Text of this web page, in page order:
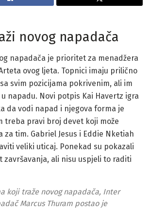
novog napadača
napadača je prioritet za menadžera
ovog ljeta. Topnici imaju prilično
svim pozicijama pokrivenim, ali im
napadu. Novi potpis Kai Havertz igra
da vodi napad i njegova forma je
treba pravi broj devet koji može
za tim. Gabriel Jesus i Eddie Nketiah
veliki uticaj. Ponekad su pokazali
završavanja, ali nisu uspjeli to raditi
koji traže novog napadača, Inter
Marcus Thuram postao je